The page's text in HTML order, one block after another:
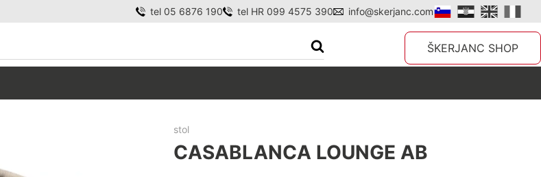
tel 05 6876 190 tel HR 099 4575 390 info@skerjanc.com
ŠKERJANC SHOP
stol
CASABLANCA LOUNGE AB